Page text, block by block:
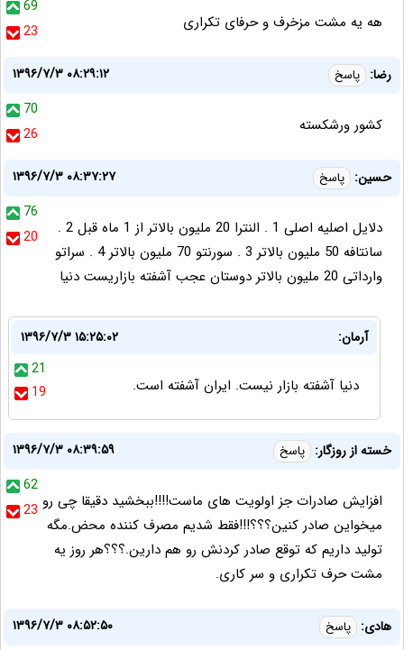
69
23
هه یه مشت مزخرف و حرفای تکراری
رضا: پاسخ
۱۳۹۶/۷/۳ ۰۸:۲۹:۱۲
70
26
کشور ورشکسته
حسین: پاسخ
۱۳۹۶/۷/۳ ۰۸:۳۷:۲۷
76
20
دلایل اصلیه اصلی 1 . النترا 20 ملیون بالاتر از 1 ماه قبل 2 .
سانتافه 50 ملیون بالاتر 3 . سورنتو 70 ملیون بالاتر 4 . سراتو
وارداتی 20 ملیون بالاتر دوستان عجب آشفته بازاریست دنیا
آرمان:
۱۳۹۶/۷/۳ ۱۵:۲۵:۰۲
21
19
دنیا آشفته بازار نیست. ایران آشفته است.
خسته از روزگار: پاسخ
۱۳۹۶/۷/۳ ۰۸:۳۹:۵۹
62
23 افزایش صادرات جز اولویت های ماست!!!!ببخشید دقیقا چی رو
میخواین صادر کنین؟؟؟!!!فقط شدیم مصرف کننده محض.مگه
تولید داریم که توقع صادر کردنش رو هم دارین.؟؟؟هر روز یه
مشت حرف تکراری و سر کاری.
هادی: پاسخ
۱۳۹۶/۷/۳ ۰۸:۵۲:۵۰